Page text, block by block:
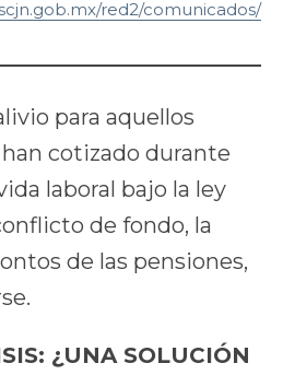
red2/comunicados/
para aquellos
cotizado durante
laboral bajo la ley
de fondo, la
de las pensiones,
¿UNA SOLUCIÓN